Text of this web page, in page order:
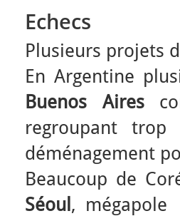
Echecs
Plusieurs projets
En Argentine
Buenos Aires
regroupant
déménagement
Beaucoup de
Séoul ,